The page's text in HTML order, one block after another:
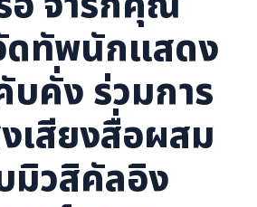
ดทัพนักแสดง
บคั่ง ร่วมการ
เสียงสื่อผสม
มิวสิคัลอิง